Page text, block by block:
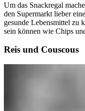
Um das Snackregal
den Supermarkt lieber
gesunde Lebensmittel zu
sein können wie Chips
Reis und Couscous